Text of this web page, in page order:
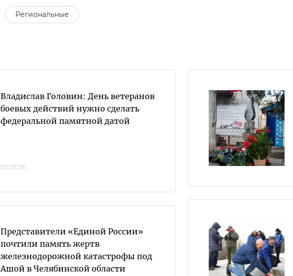
Региональные
Владислав Головин: День ветеранов
боевых действий нужно сделать
федеральной памятной датой
02.07.26
Представители «Единой России»
почтили память жертв
железнодорожной катастрофы под
Ашой в Челябинской области